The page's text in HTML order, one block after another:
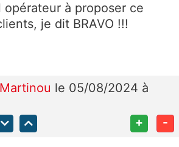
à proposer ce
je dit BRAVO !!!
Martinou le 05/08/2024 à
+ -